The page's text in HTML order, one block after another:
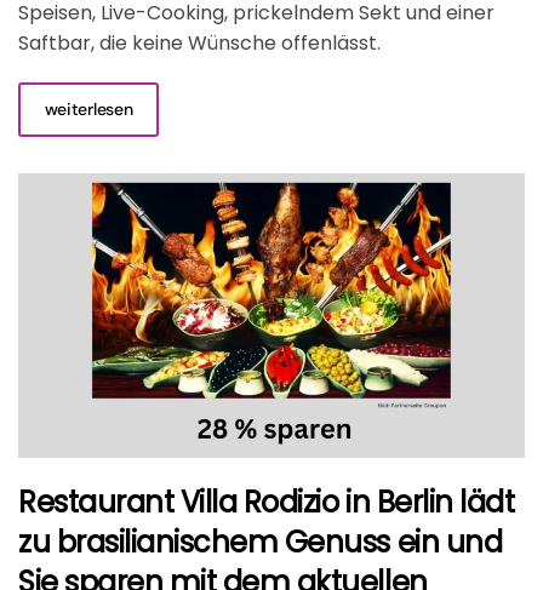
Speisen, Live-Cooking, prickelndem Sekt und einer
Saftbar, die keine Wünsche offenlässt.
weiterlesen
Restaurant Villa Rodizio in Berlin lädt
zu brasilianischem Genuss ein und